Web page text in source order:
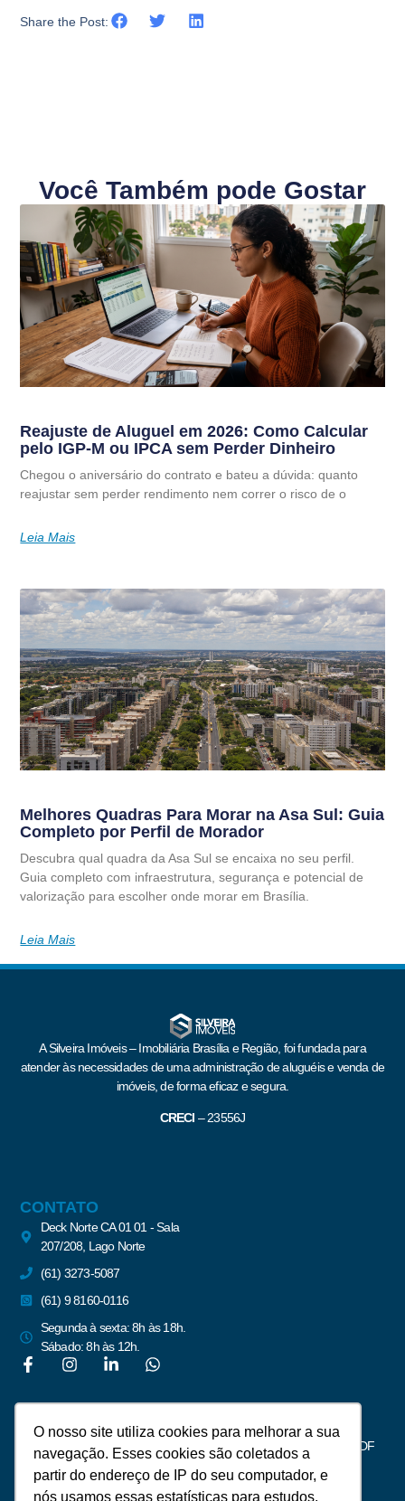
O nosso site utiliza cookies para melhorar a sua
navegação. Esses cookies são coletados a
partir do endereço de IP do seu computador, e
nós usamos essas estatísticas para estudos,
Share the Post:
Você Também pode Gostar
Reajuste de Aluguel em 2026: Como Calcular
pelo IGP-M ou IPCA sem Perder Dinheiro
Chegou o aniversário do contrato e bateu a dúvida: quanto
reajustar sem perder rendimento nem correr o risco de o
Leia Mais
Melhores Quadras Para Morar na Asa Sul: Guia
Completo por Perfil de Morador
Descubra qual quadra da Asa Sul se encaixa no seu perfil.
Guia completo com infraestrutura, segurança e potencial de
valorização para escolher onde morar em Brasília.
Leia Mais
A Silveira Imóveis – Imobiliária Brasília e Região, foi fundada para
atender às necessidades de uma administração de aluguéis e venda de
imóveis, de forma eficaz e segura.
CRECI –23556J
CONTATO
Deck Norte CA 01 01 - Sala
207/208, Lago Norte
(61) 3273-5087
(61) 9 8160-0116
Segunda à sexta: 8h às 18h.
Sábado: 8h às 12h.
Newsletter
Assine para receber notícias do mercado imobiliário de Brasília – DF